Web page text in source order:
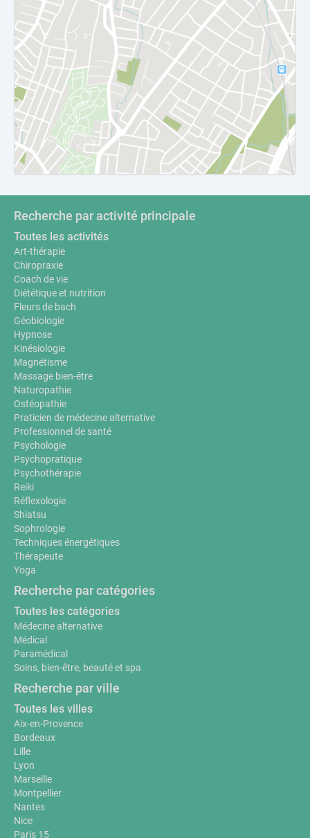
Recherche par activité principale
Toutes les activités
Art-thérapie
Chiropraxie
Coach de vie
Diététique et nutrition
Fleurs de bach
Géobiologie
Hypnose
Kinésiologie
Magnétisme
Massage bien-être
Naturopathie
Ostéopathie
Praticien de médecine alternative
Professionnel de santé
Psychologie
Psychopratique
Psychothérapie
Reiki
Réflexologie
Shiatsu
Sophrologie
Techniques énergétiques
Thérapeute
Yoga
Recherche par catégories
Toutes les catégories
Médecine alternative
Médical
Paramédical
Soins, bien-être, beauté et spa
Recherche par ville
Toutes les villes
Aix-en-Provence
Bordeaux
Lille
Lyon
Marseille
Montpellier
Nantes
Nice
Paris 15